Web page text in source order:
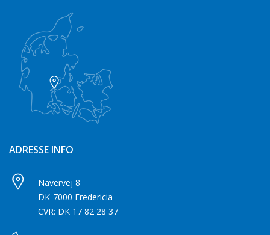
ADRESSE INFO
Navervej 8
DK-7000 Fredericia
CVR: DK 17 82 28 37